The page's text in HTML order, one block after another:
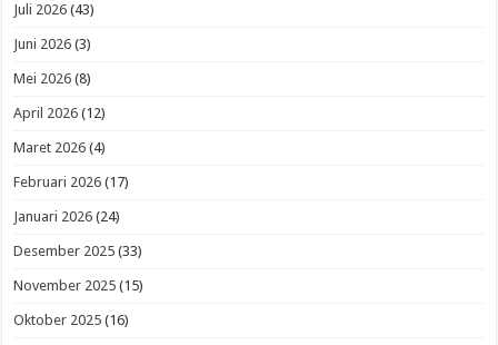
Juli 2026 (43)
Juni 2026 (3)
Mei 2026 (8)
April 2026 (12)
Maret 2026 (4)
Februari 2026 (17)
Januari 2026 (24)
Desember 2025 (33)
November 2025 (15)
Oktober 2025 (16)